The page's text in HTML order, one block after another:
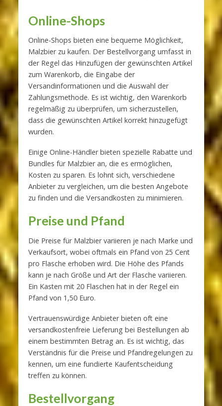
Online-Shops
Online-Shops bieten eine bequeme Möglichkeit,
Malzbier zu kaufen. Der Bestellvorgang umfasst in
der Regel das Hinzufügen der gewünschten Artikel
zum Warenkorb, die Eingabe der
Versandinformationen und die Auswahl der
Zahlungsmethode. Es ist wichtig, den Warenkorb
regelmäßig zu überprüfen, um sicherzustellen,
dass die gewünschten Artikel korrekt hinzugefügt
wurden.
Einige Online-Händler bieten spezielle Rabatte und
Bundles für Malzbier an, die es ermöglichen,
Kosten zu sparen. Es lohnt sich, verschiedene
Anbieter zu vergleichen, um die besten Angebote
zu finden und die Versandkosten zu minimieren.
Preise und Pfand
Die Preise für Malzbier variieren je nach Marke und
Verkaufsort, wobei oftmals ein Pfand von 25 Cent
pro Flasche erhoben wird. Die Höhe des Pfands
kann je nach Größe und Art der Flasche variieren.
Ein Kasten mit 20 Flaschen hat in der Regel ein
Pfand von 1,50 Euro.
Vertrauenswürdige Anbieter bieten oft eine
versandkostenfreie Lieferung bei Bestellungen ab
einem bestimmten Betrag an. Es ist wichtig, das
Verständnis für die Preise und Pfandregelungen zu
kennen, um eine fundierte Kaufentscheidung
treffen zu können.
Bestellvorgang